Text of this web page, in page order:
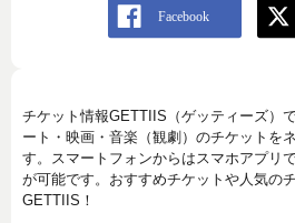
チケット情報GETTIIS（ゲッティーズ）
ート・映画・音楽（観劇）のチケットを
す。スマートフォンからはスマホアプリ
が可能です。おすすめチケットや人気の
GETTIIS！